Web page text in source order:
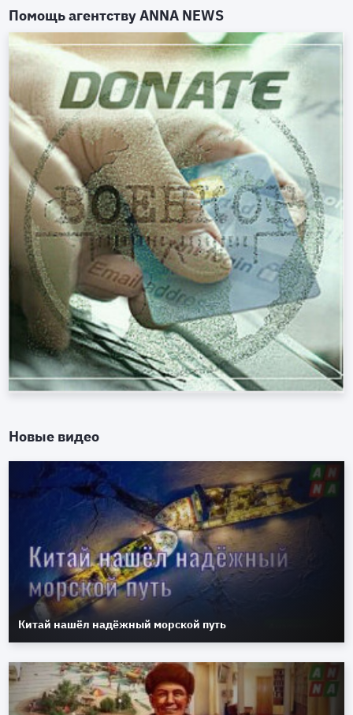
Помощь агентствуANNA NEWS
Новые видео
Китай нашёл надёжный морской путь